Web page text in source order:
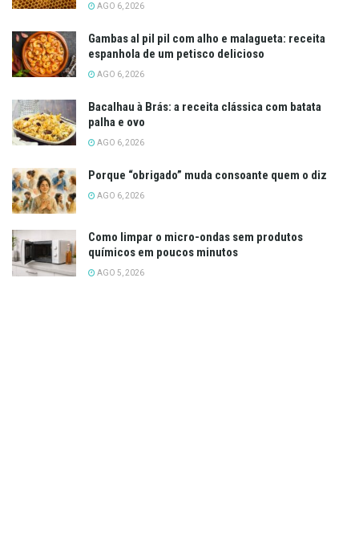
AGO 6, 2026
Gambas al pil pil com alho e malagueta: receita
espanhola de um petisco delicioso
AGO 6, 2026
Bacalhau à Brás: a receita clássica com batata
palha e ovo
AGO 6, 2026
Porque “obrigado” muda consoante quem o diz
AGO 6, 2026
Como limpar o micro-ondas sem produtos
químicos em poucos minutos
AGO 5, 2026